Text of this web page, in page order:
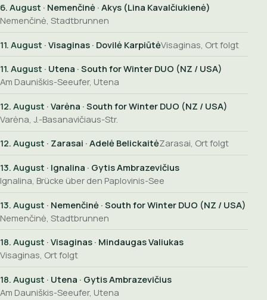
6. August · Nemenčinė · Akys (Lina Kavalčiukienė)
Nemenčinė, Stadtbrunnen
11. August · Visaginas · Dovilė KarpiūtėVisaginas, Ort folgt
11. August · Utena · South for Winter DUO (NZ / USA)
Am Dauniškis-Seeufer, Utena
12. August · Varėna · South for Winter DUO (NZ / USA)
Varėna, J.-Basanavičiaus-Str.
12. August · Zarasai · Adelė BelickaitėZarasai, Ort folgt
13. August · Ignalina · Gytis Ambrazevičius
Ignalina, Brücke über den Paplovinis-See
13. August · Nemenčinė · South for Winter DUO (NZ / USA)
Nemenčinė, Stadtbrunnen
18. August · Visaginas · Mindaugas Valiukas
Visaginas, Ort folgt
18. August · Utena · Gytis Ambrazevičius
Am Dauniškis-Seeufer, Utena